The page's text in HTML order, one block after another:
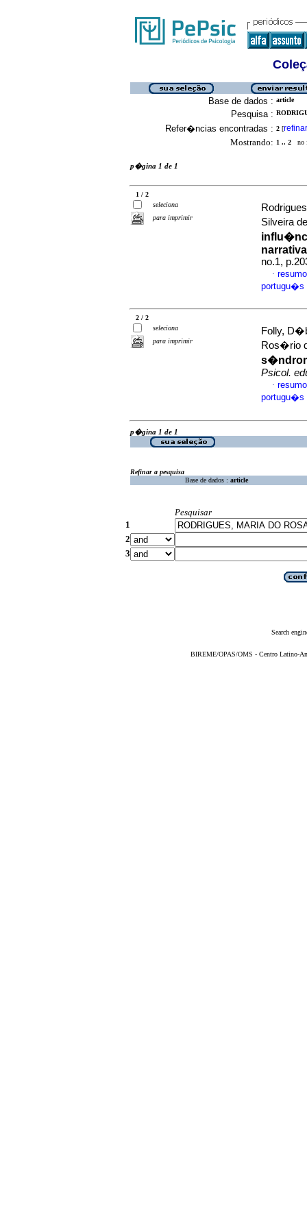
Base de dados : article
Pesquisa :
Refer�ncias encontradas : 2 [refinar
Mostrando: 1 .. 2 no
p�gina 1 de 1
1 / 2
seleciona
para imprimir
Silveira
no.1,
·
portugu�s
2 / 2
seleciona
para imprimir
Folly,
Ros�rio
Psicol.
·
portugu�s
p�gina 1 de 1
Refinar a pesquisa
Base de dados : article
Pesquisar
1
2
3
Search
BIREME/OPAS/OMS - Centro Latino-